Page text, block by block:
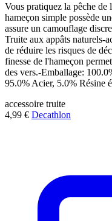
Vous pratiquez la pêche de
hameçon simple possède
assure un camouflage
Truite aux appâts naturels-
de réduire les risques de
finesse de l'hameçon
des vers.-Emballage:
95.0% Acier, 5.0% Résine
accessoire truite
4,99 € Decathlon